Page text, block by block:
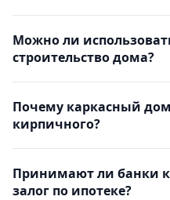
Можно ли
строительство дома?
Почему каркасный
кирпичного?
Принимают ли банки
залог по ипотеке?